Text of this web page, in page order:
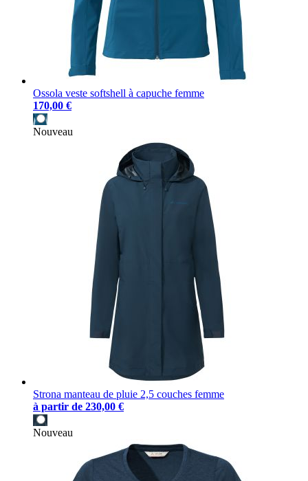
Ossola veste softshell à capuche femme
170,00 €
Nouveau
Strona manteau de pluie 2,5 couches femme
à partir de 230,00 €
Nouveau